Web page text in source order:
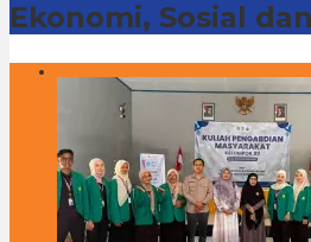
Ekonomi, Sosial